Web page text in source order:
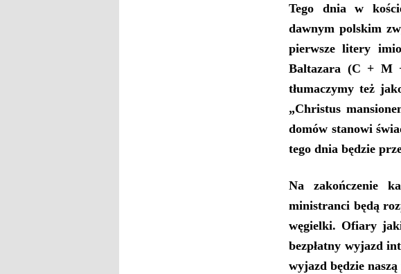
Tego dnia w
dawnym polskim
pierwsze litery
Baltazara (C + M
tłumaczymy też
„Christus
domów stanowi
tego dnia będzie
Na zakończenie
ministranci będą
węgielki. Ofiary
bezpłatny wyjazd
wyjazd będzie